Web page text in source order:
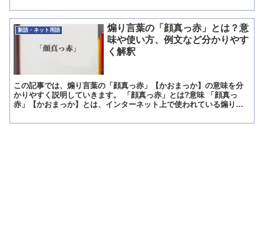
新語・ネット用語
煽り言葉の「顔真っ赤」とは？意
味や使い方、例文など分かりやす
く解釈
この記事では、煽り言葉の「顔真っ赤」【かおまっか】の意味を分
かりやすく説明していきます。 「顔真っ赤」とは?意味 「顔真っ
赤」【かおまっか】とは、インターネット上で使われている煽り言